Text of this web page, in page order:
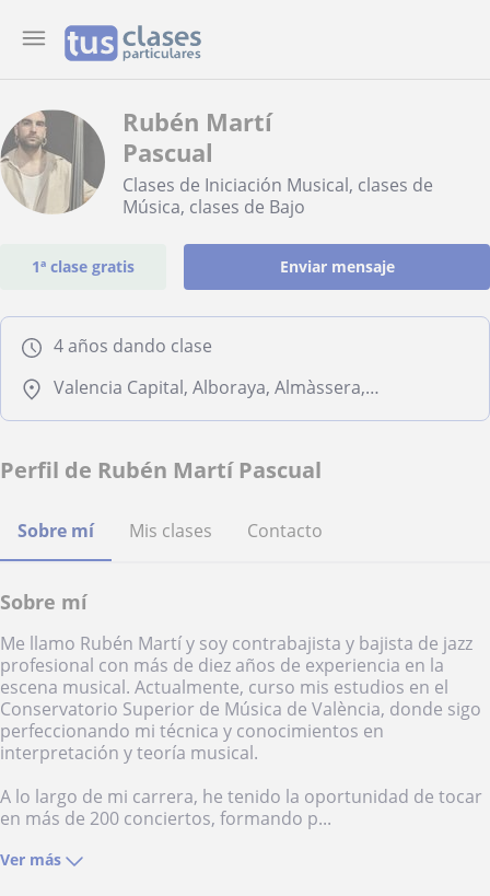
Rubén Martí
Pascual
Clases de Iniciación Musical, clases de
Música, clases de Bajo
1ª clase gratis Enviar mensaje
4 años dando clase
Valencia Capital, Alboraya, Almàssera, Tavernes Blanques
Perfil de Rubén Martí Pascual
Sobre mí Mis clases Contacto
Sobre mí
Me llamo Rubén Martí y soy contrabajista y bajista de jazz
profesional con más de diez años de experiencia en la
escena musical. Actualmente, curso mis estudios en el
Conservatorio Superior de Música de València, donde sigo
perfeccionando mi técnica y conocimientos en
interpretación y teoría musical.
A lo largo de mi carrera, he tenido la oportunidad de tocar
en más de 200 conciertos, formando p...
Ver más